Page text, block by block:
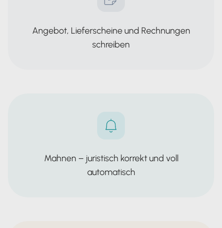
Angebot, Lieferscheine und Rechnungen
schreiben
Mahnen – juristisch korrekt und voll
automatisch